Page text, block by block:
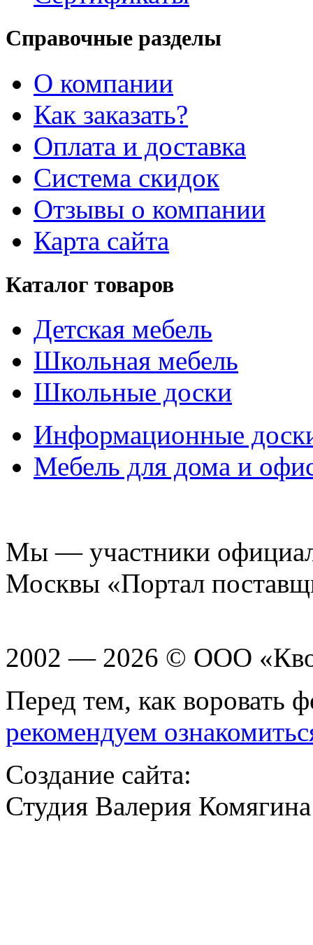
Справочные разделы
О компании
Как заказать?
Оплата и доставка
Система скидок
Отзывы о компании
Карта сайта
Каталог товаров
Детская мебель
Школьная мебель
Школьные доски
Информационные
Мебель для дома и
Мы — участники
Москвы «Портал
2002 — 2026 © ООО
Перед тем, как воровать
рекомендуем
Создание сайта:
Студия Валерия Комягина